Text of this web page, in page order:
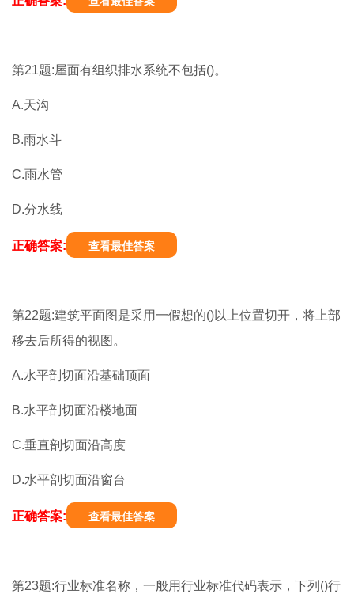
第21题:屋面有组织排水系统不包括()。
A.天沟
B.雨水斗
C.雨水管
D.分水线
正确答案: 查看最佳答案
第22题:建筑平面图是采用一假想的()以上位置切开，将上部
移去后所得的视图。
A.水平剖切面沿基础顶面
B.水平剖切面沿楼地面
C.垂直剖切面沿高度
D.水平剖切面沿窗台
正确答案: 查看最佳答案
第23题:行业标准名称，一般用行业标准代码表示，下列()行